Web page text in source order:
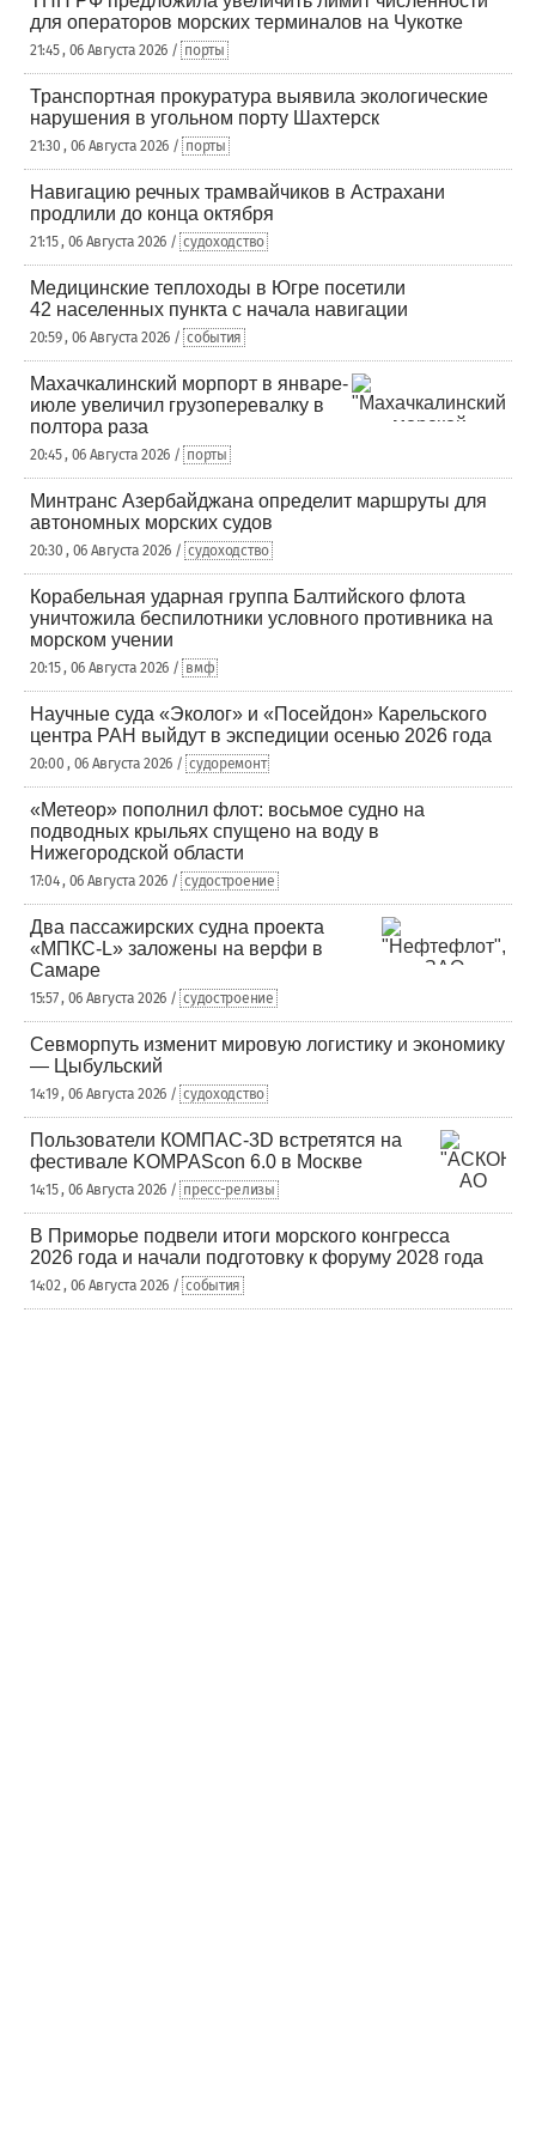
для операторов морских терминалов на Чукотке
21:45 , 06 Августа 2026 / порты
Транспортная прокуратура выявила экологические
нарушения в угольном порту Шахтерск
21:30 , 06 Августа 2026 / порты
Навигацию речных трамвайчиков в Астрахани
продлили до конца октября
21:15 , 06 Августа 2026 / судоходство
Медицинские теплоходы в Югре посетили
42 населенных пункта с начала навигации
20:59 , 06 Августа 2026 / события
Махачкалинский морпорт в январе-
июле увеличил грузоперевалку в
полтора раза
20:45 , 06 Августа 2026 / порты
Минтранс Азербайджана определит маршруты для
автономных морских судов
20:30 , 06 Августа 2026 / судоходство
Корабельная ударная группа Балтийского флота
уничтожила беспилотники условного противника на
морском учении
20:15 , 06 Августа 2026 / вмф
Научные суда «Эколог» и «Посейдон» Карельского
центра РАН выйдут в экспедиции осенью 2026 года
20:00 , 06 Августа 2026 / судоремонт
«Метеор» пополнил флот: восьмое судно на
подводных крыльях спущено на воду в
Нижегородской области
17:04 , 06 Августа 2026 / судостроение
Два пассажирских судна проекта
«МПКС-L» заложены на верфи в
Самаре
15:57 , 06 Августа 2026 / судостроение
Севморпуть изменит мировую логистику и экономику
— Цыбульский
14:19 , 06 Августа 2026 / судоходство
Пользователи КОМПАС-3D встретятся на
фестивале KOMPAScon 6.0 в Москве
14:15 , 06 Августа 2026 / пресс-релизы
В Приморье подвели итоги морского конгресса
2026 года и начали подготовку к форуму 2028 года
14:02 , 06 Августа 2026 / события